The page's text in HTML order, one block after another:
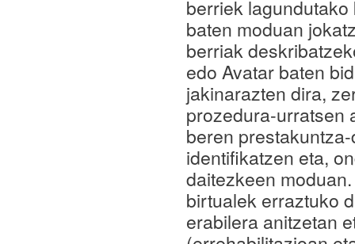
berriek
baten moduan
berriak
edo Avatar baten
jakinarazten dira,
prozedura-urratsen
beren
identifikatzen eta,
daitezkeen
birtualek erraztuko
erabilera anitzetan